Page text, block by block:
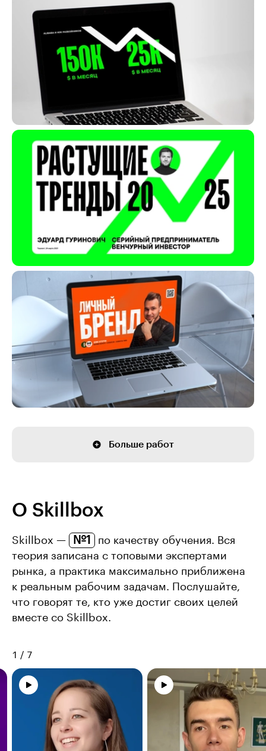
Больше работ
О Skillbox
Skillbox — №1
по качеству обучения. Вся
теория записана с топовыми экспертами
рынка, а практика максимально приближена
к реальным рабочим задачам. Послушайте,
что говорят те, кто уже достиг своих целей
вместе со Skillbox.
1 / 7